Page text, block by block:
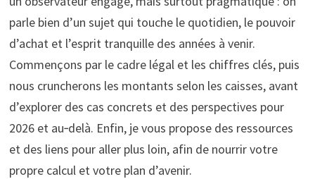
parle bien d’un sujet qui touche le quotidien, le pouvoir
d’achat et l’esprit tranquille des années à venir.
Commençons par le cadre légal et les chiffres clés, puis
nous cruncherons les montants selon les caisses, avant
d’explorer des cas concrets et des perspectives pour
2026 et au‑delà. Enfin, je vous propose des ressources
et des liens pour aller plus loin, afin de nourrir votre
propre calcul et votre plan d’avenir.